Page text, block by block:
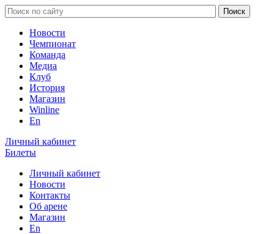
Новости
Чемпионат
Команда
Медиа
Клуб
История
Магазин
Winline
En
Личный кабинет
Билеты
Личный кабинет
Новости
Контакты
Об арене
Магазин
En